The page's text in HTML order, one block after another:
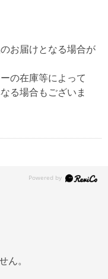
お届けとなる場合が
の在庫等によって
る場合もございま
ん。